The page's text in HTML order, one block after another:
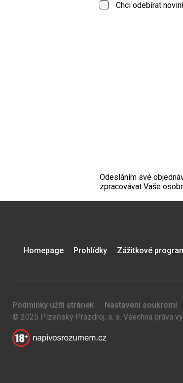
Chci odebírat
Odesláním své
zpracovávat Vaše
Homepage Prohlídky Zážitkové
Podmínky užití stránek Nastavení soukromí
© 2025 Plzeňský Prazdroj, a. s. Všechna práva